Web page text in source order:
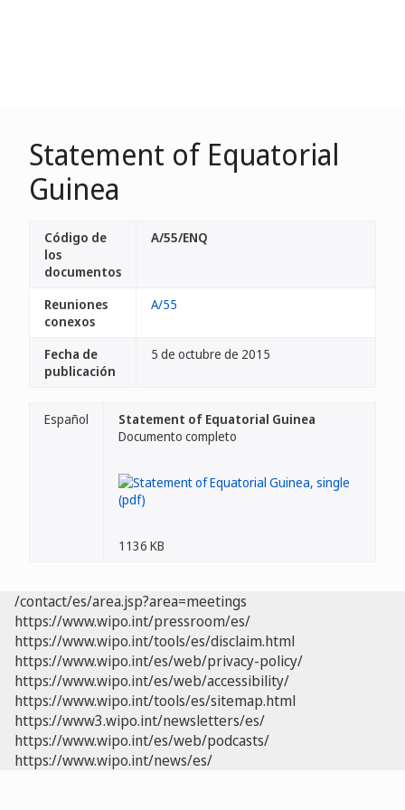
Statement of Equatorial
Guinea
Código de
los
documentos
A/55/ENQ
Reuniones
conexos
A/55
Fecha de
publicación
5 de octubre de 2015
Español
Statement of Equatorial Guinea
Documento completo
1136 KB
/contact/es/area.jsp?area=meetings
https://www.wipo.int/pressroom/es/
https://www.wipo.int/tools/es/disclaim.html
https://www.wipo.int/es/web/privacy-policy/
https://www.wipo.int/es/web/accessibility/
https://www.wipo.int/tools/es/sitemap.html
https://www3.wipo.int/newsletters/es/
https://www.wipo.int/es/web/podcasts/
https://www.wipo.int/news/es/